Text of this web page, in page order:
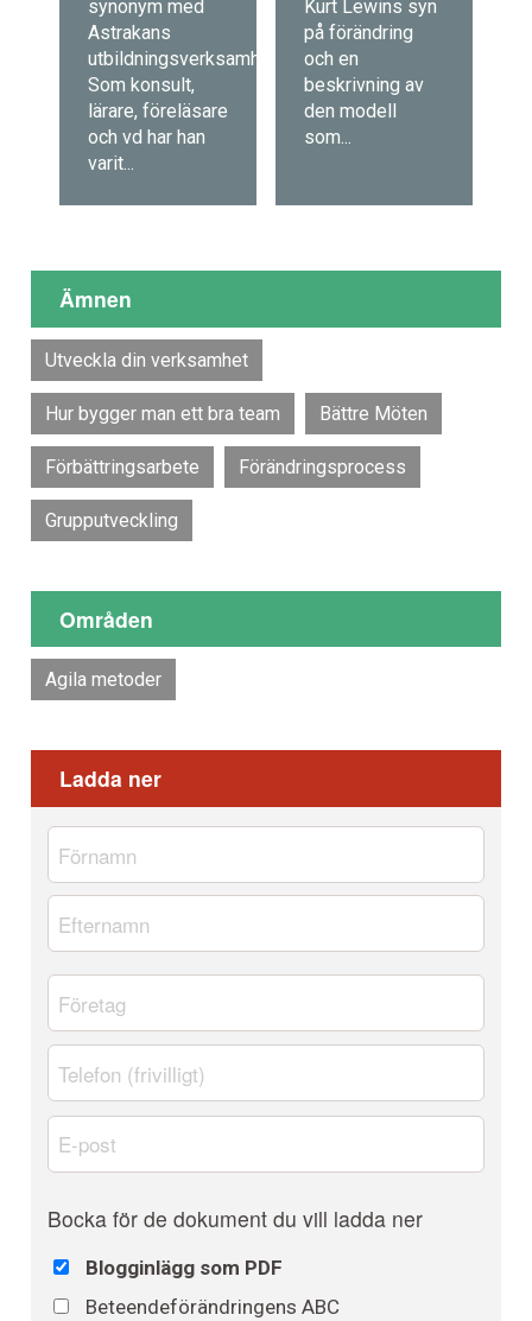
synonym med
Astrakans
utbildningsverksamhet.
Som konsult,
lärare, föreläsare
och vd har han
varit...
Kurt Lewins syn
på förändring
och en
beskrivning av
den modell
som...
Ämnen
Utveckla din verksamhet
Hur bygger man ett bra team Bättre Möten
Förbättringsarbete Förändringsprocess
Grupputveckling
Områden
Agila metoder
Ladda ner
Namn *
Förnamn
Efternamn
Företag *
Telefon
E-
post *
Bocka för de dokument du vill ladda ner
Blogginlägg som PDF
Beteendeförändringens ABC